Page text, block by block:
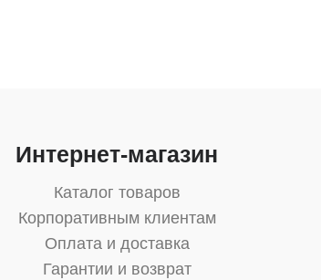
Интернет-магазин
Каталог товаров
Корпоративным клиентам
Оплата и доставка
Гарантии и возврат